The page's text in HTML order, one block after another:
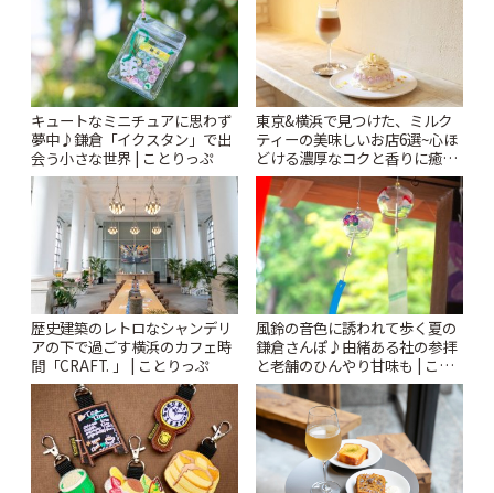
キュートなミニチュアに思わず
夢中♪鎌倉「イクスタン」で出
会う小さな世界 | ことりっぷ
東京&横浜で見つけた、ミルク
ティーの美味しいお店6選~心ほ
どける濃厚なコクと香りに癒や
されるティータイム~ | ことりっ
ぷ
歴史建築のレトロなシャンデリ
アの下で過ごす横浜のカフェ時
間「CRAFT. 」 | ことりっぷ
風鈴の音色に誘われて歩く夏の
鎌倉さんぽ♪由緒ある社の参拝
と老舗のひんやり甘味も | こと
りっぷ